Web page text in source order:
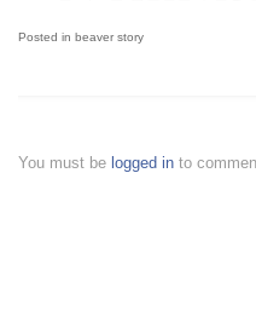
Posted in beaver story
You must be logged in to